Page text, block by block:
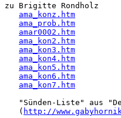
zu Brigitte Rondholz
ama_konz.htm
ama_prob.htm
amar0002.htm
ama_kon2.htm
ama_kon3.htm
ama_kon4.htm
ama_kon5.htm
ama_kon6.htm
ama_kon7.htm
"Sünden-Liste" aus
   (
http://